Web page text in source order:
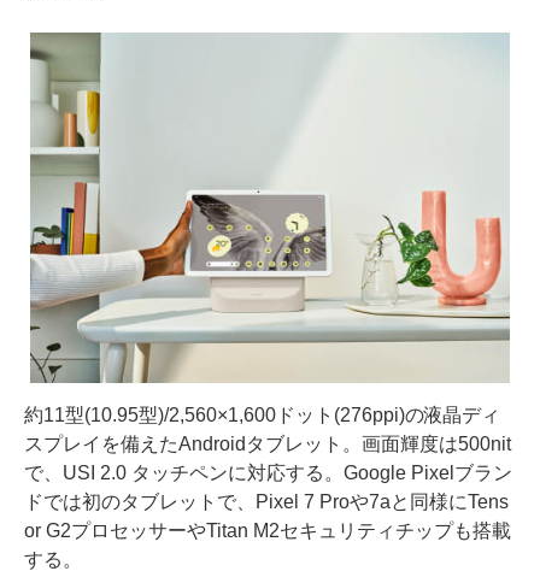
約11型(10.95型)/2,560×1,600ドット(276ppi)の液晶ディ
スプレイを備えたAndroidタブレット。画面輝度は500nit
で、USI 2.0 タッチペンに対応する。Google Pixelブラン
ドでは初のタブレットで、Pixel 7 Proや7aと同様にTens
or G2プロセッサーやTitan M2セキュリティチップも搭載
する。